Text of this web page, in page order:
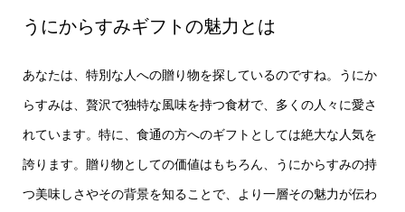
うにからすみギフトの魅力とは
あなたは、特別な人への贈り物を探しているのですね。うにか
らすみは、贅沢で独特な風味を持つ食材で、多くの人々に愛さ
れています。特に、食通の方へのギフトとしては絶大な人気を
誇ります。贈り物としての価値はもちろん、うにからすみの持
つ美味しさやその背景を知ることで、より一層その魅力が伝わ